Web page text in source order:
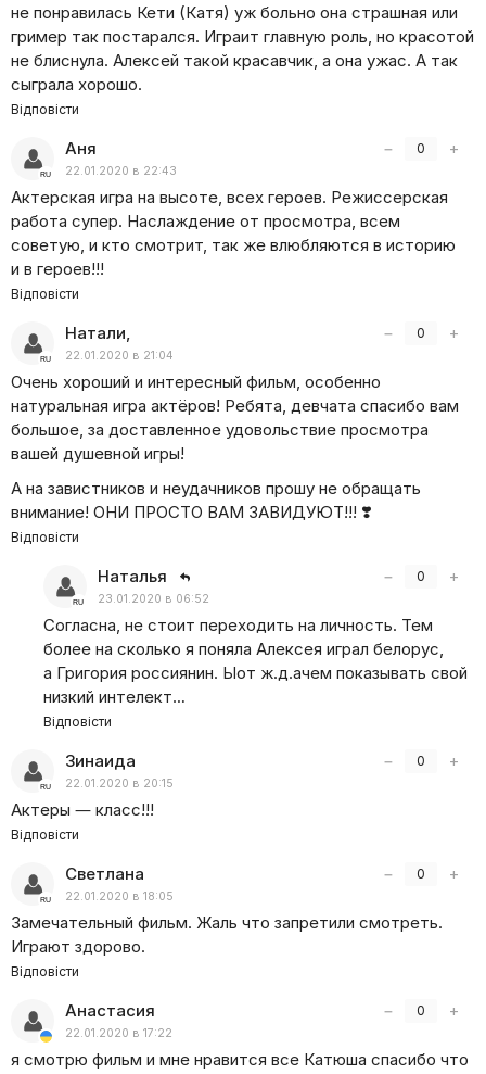
не понравилась Кети (Катя) уж больно она страшная или
гример так постарался. Играит главную роль, но красотой
не блиснула. Алексей такой красавчик, а она ужас. А так
сыграла хорошо.
Відповісти
− 0 +
Аня
22.01.2020 в 22:43
Актерская игра на высоте, всех героев. Режиссерская
работа супер. Наслаждение от просмотра, всем
советую, и кто смотрит, так же влюбляются в историю
и в героев!!!
Відповісти
− 0 +
Натали,
22.01.2020 в 21:04
Очень хороший и интересный фильм, особенно
натуральная игра актёров! Ребята, девчата спасибо вам
большое, за доставленное удовольствие просмотра
вашей душевной игры!
А на завистников и неудачников прошу не обращать
внимание! ОНИ ПРОСТО ВАМ ЗАВИДУЮТ!!! ❣️
Відповісти
− 0 +
Наталья
23.01.2020 в 06:52
Согласна, не стоит переходить на личность. Тем
более на сколько я поняла Алексея играл белорус,
а Григория россиянин. Ыот ж.д.ачем показывать свой
низкий интелект…
Відповісти
− 0 +
Зинаида
22.01.2020 в 20:15
Актеры — класс!!!
Відповісти
− 0 +
Светлана
22.01.2020 в 18:05
Замечательный фильм. Жаль что запретили смотреть.
Играют здорово.
Відповісти
− 0 +
Анастасия
22.01.2020 в 17:22
я смотрю фильм и мне нравится все Катюша спасибо что